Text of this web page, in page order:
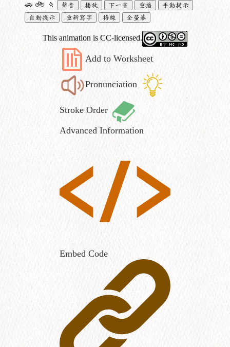
🚗 🚲 🚶 聲音 播放 下一畫 重播
手動提示
自動提示
重新寫字 格線 全螢幕
This animation is CC-licensed.
Add to Worksheet
Pronunciation
Stroke Order
Advanced Information
Embed Code